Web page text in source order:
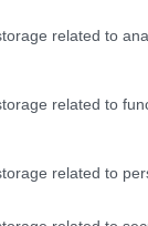
related to
related to
related to
Άλλεν στο